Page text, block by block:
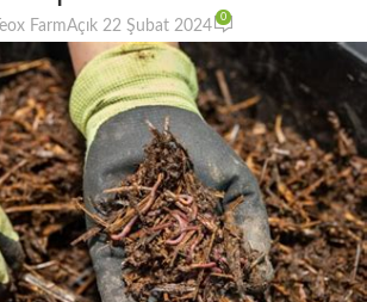
Teox FarmAçık 22 Şubat 2024
0